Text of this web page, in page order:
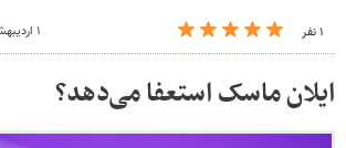
۱ نفر ۱ اردیبهشت ۱۴۰۴ - ۱۷:۴۷
ایلان ماسک استعفا می‌دهد؟